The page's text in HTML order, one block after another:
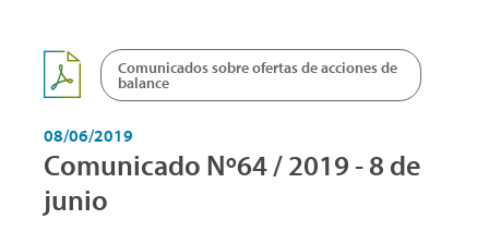
Comunicados sobre ofertas de acciones de
balance
08/06/2019
Comunicado Nº64 / 2019 - 8 de
junio